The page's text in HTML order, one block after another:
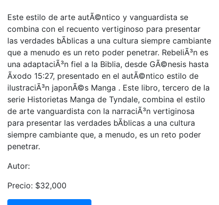
Este estilo de arte autÃ©ntico y vanguardista se
combina con el recuento vertiginoso para presentar
las verdades bÃ­blicas a una cultura siempre cambiante
que a menudo es un reto poder penetrar. RebeliÃ³n es
una adaptaciÃ³n fiel a la Biblia, desde GÃ©nesis hasta
Ãxodo 15:27, presentado en el autÃ©ntico estilo de
ilustraciÃ³n japonÃ©s Manga . Este libro, tercero de la
serie Historietas Manga de Tyndale, combina el estilo
de arte vanguardista con la narraciÃ³n vertiginosa
para presentar las verdades bÃ­blicas a una cultura
siempre cambiante que, a menudo, es un reto poder
penetrar.
Autor:
Precio: $32,000